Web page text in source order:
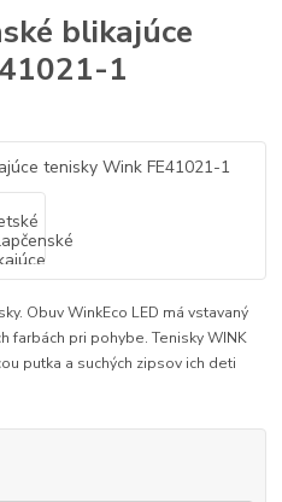
blikajúce
1
Obuv WinkEco LED má vstavaný
farbách pri pohybe. Tenisky WINK
putka a suchých zipsov ich deti